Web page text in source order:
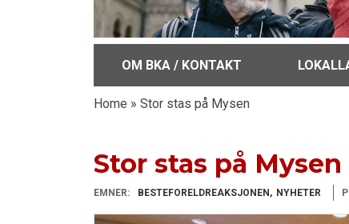
OM BKA / KONTAKT
Home » Stor stas på Mysen
Stor stas på Mysen
EMNER: BESTEFORELDREAKSJONEN NYHETER